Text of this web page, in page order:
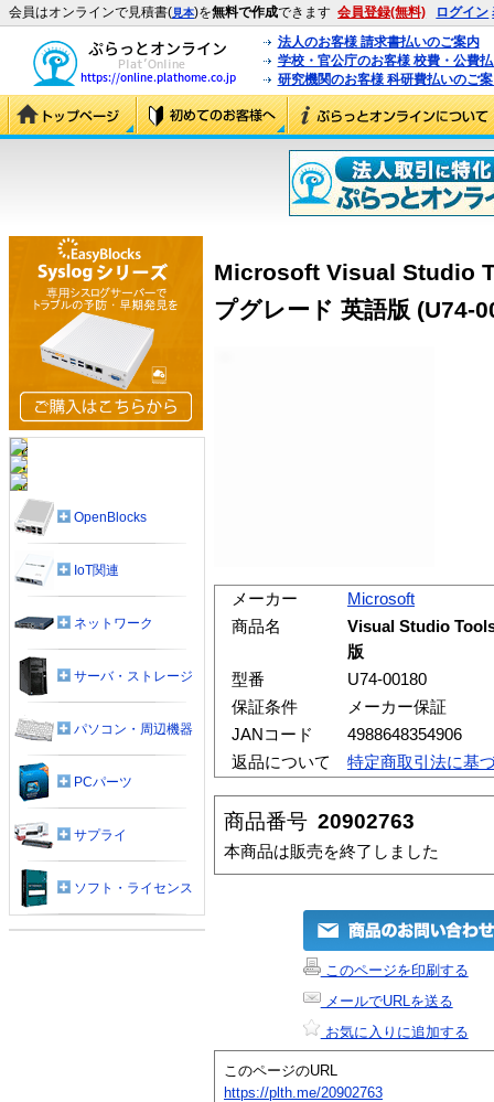
会員はオンラインで見積書(見本)を無料で作成できます 会員登録(無料) ログイン
法人のお客様 請求書払いのご案内
学校・官公庁のお客様 校費・公費
研究機関のお客様 科研費払いのご
Microsoft Visual Studio
プグレード 英語版 (U74-
メーカー
Microsoft
商品名
Visual Studio
版
型番
U74-00180
保証条件
メーカー保証
JANコード
4988648354906
返品について
特定商取引法に基
商品番号 20902763
本商品は販売を終了しました
このページを印刷する
メールでURLを送る
お気に入りに追加する
このページのURL
https://plth.me/20902763
OpenBlocks
IoT関連
ネットワーク
サーバ・ストレージ
パソコン・周辺機器
PCパーツ
サプライ
ソフト・ライセンス